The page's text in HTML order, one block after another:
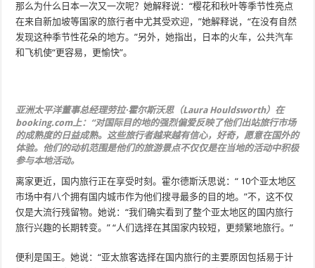
那么为什么日本一次又一次呢？她解释说：“樱花和秋叶等季节性亮点
在来自新加坡等国家的旅行者中尤其受欢迎，”她解释说，“在没有自然
发现这种季节性花朵的地方。”另外，她指出，日本的火车，公共汽车
和飞机使“更容易，更愉快”。
亚洲太平洋董事总经理劳拉·霍尔斯沃思（Laura Houldsworth）在
booking.com上：“对国际目的地的强烈偏爱反映了他们出站旅行市场
的成熟度的日益成熟。这些旅行者越来越有信心，好奇，愿意在国外的
体验。他们的动机范围是他们的旅游景点不仅仅是在当地的活动中积极
参与本地活动。
离家更近，国内旅行正在享受时刻。霍尔德斯沃思说：“ 10个亚太地区
市场中有八个拥有国内城市作为他们搜寻最多的目的地。”不，这不仅
仅是大流行残留物。她说：“我们确实看到了整个亚太地区的国内旅行
旅行兴趣的长期转变。” “人们选择在其国家内较短，更频繁地旅行。”
便利是国王。她说：“亚太旅客选择在国内旅行的主要原因包括易于计